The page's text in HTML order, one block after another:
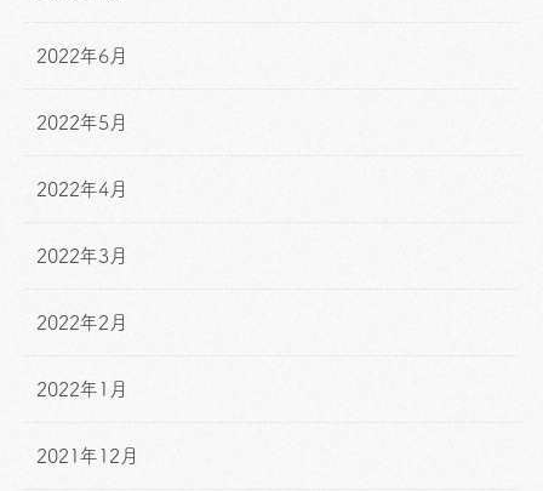
2022年6月
2022年5月
2022年4月
2022年3月
2022年2月
2022年1月
2021年12月